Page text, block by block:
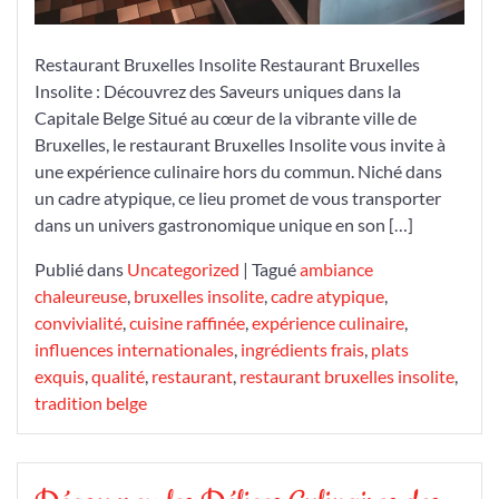
Restaurant Bruxelles Insolite Restaurant Bruxelles
Insolite : Découvrez des Saveurs uniques dans la
Capitale Belge Situé au cœur de la vibrante ville de
Bruxelles, le restaurant Bruxelles Insolite vous invite à
une expérience culinaire hors du commun. Niché dans
un cadre atypique, ce lieu promet de vous transporter
dans un univers gastronomique unique en son […]
Publié dans Uncategorized | Taguéambiance
chaleureuse bruxelles insolite cadre atypique
convivialité cuisine raffinée expérience culinaire
influences internationales ingrédients frais plats
exquis qualité restaurant restaurant bruxelles insolite
tradition belge